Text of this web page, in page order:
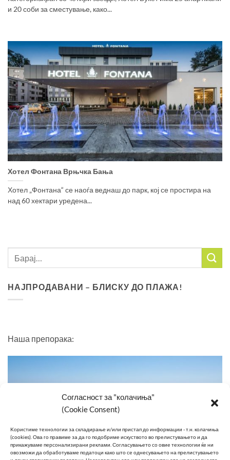
Согласност за "колачиња"
(Cookie Consent)
Kористиме технологии за складирање и/или пристап до информации - т.н. колачиња
(cookies).Ова го правиме за да го подобриме искуството во прелистувањето и да
прикажуваме персонализирани реклами.Согласувањето со овие технологии ќе ни
овозможи да обработуваме податоци како што се однесувањето на прелистувањето
и 20 соби за сместување, како...
Хотел Фонтана Врњчка Бања
Хотел „Фонтана“ се наоѓа веднаш до парк, кој се простира на
над 60 хектари уредена...
НАЈПРОДАВАНИ – БЛИСКУ ДО ПЛАЖА!
Наша препорака: